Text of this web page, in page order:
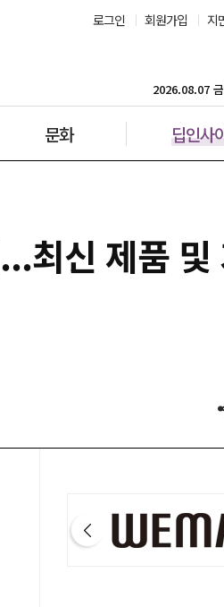
로그인 회원가입 지
문화 딥인사
2026.08.07
최신 제품 및